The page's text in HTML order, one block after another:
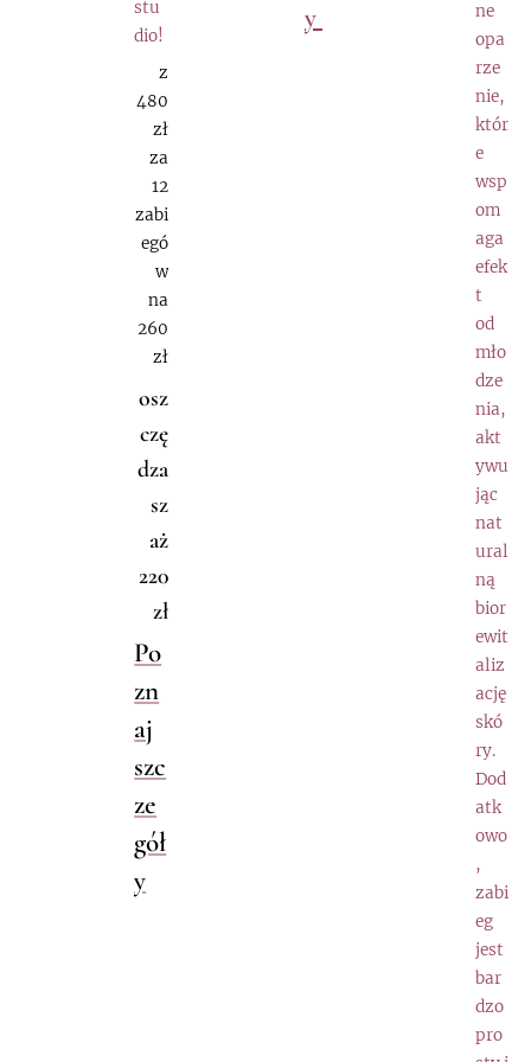
stu
dio!
z
480
zł
za
12
zabi
egó
w
na
260
zł
osz
czę
dza
sz
aż
220
zł
Po
zn
aj
szc
ze
gół
y
y
ne
opa
rze
nie,
któr
e
wsp
om
aga
efek
t
od
mło
dze
nia,
akt
ywu
jąc
nat
ural
ną
bior
ewit
aliz
ację
skó
ry.
Dod
atk
owo
,
zabi
eg
jest
bar
dzo
pro